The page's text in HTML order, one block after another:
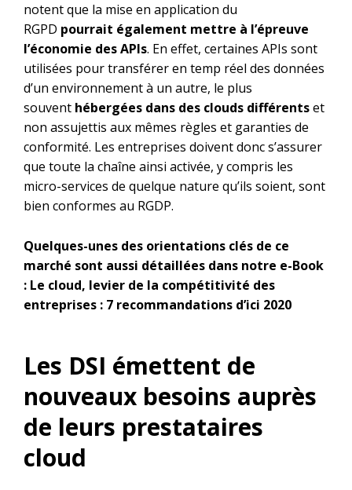
notent que la mise en application du
RGPD pourrait également mettre à l’épreuve
l’économie des APIs. En effet, certaines APIs sont
utilisées pour transférer en temp réel des données
d’un environnement à un autre, le plus
souvent hébergées dans des clouds différentset
non assujettis aux mêmes règles et garanties de
conformité. Les entreprises doivent donc s’assurer
que toute la chaîne ainsi activée, y compris les
micro-services de quelque nature qu’ils soient, sont
bien conformes au RGDP.
Quelques-unes des orientations clés de ce
marché sont aussi détaillées dans notre e-Book
: Le cloud, levier de la compétitivité des
entreprises : 7 recommandations d’ici 2020
Les DSI émettent de
nouveaux besoins auprès
de leurs prestataires
cloud